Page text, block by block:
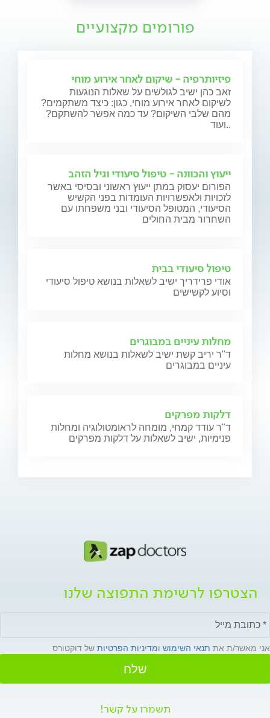
פורומים מקצועיים
פיזיותרפיה - שיקום לאחר אירוע מוחי
זאב כהן ישיב לגולשים על שאלות הנוגעות
לשיקום לאחר אירוע מוחי, כגון: כיצד משתקמים?
מהם שלבי השיקום? עד כמה אפשר להשתקם?
ועוד..
ייעוץ והכוונה - טיפול סיעודי וגיל הזהב
הפורום יעסוק במתן ייעוץ ראשוני ובסיסי באשר
לזכויות ולאפשרויות העומדות בפני הקשיש
הסיעודי, המטופל הסיעודי ובני משפחתו עם
השחרור מבית החולים
טיפול סיעודי בבית
אודי פרידריך ישיב לשאלות בנושא טיפול סיעודי
וסיוע לקשישים
מחלות עיניים במבוגרים
ד"ר יריב קשת ישיב לשאלות בנושא מחלות
עיניים במבוגרים
דלקות מפרקים
ד"ר עודד קמחי, מומחה לראומטולוגיה ומחלות
פנימיות, ישיב לשאלות על דלקות מפרקים
הצטרפו לרשימת התפוצה שלנו
אני מאשר/ת את תנאי השימוש ומדיניות הפרטיות של דוקטורס
שלח
תשמרו על קשר!